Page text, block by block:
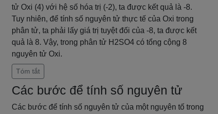
tử Oxi (4) với hệ số hóa trị (-2), ta được kết quả là -8.
Tuy nhiên, để tính số nguyên tử thực tế của Oxi trong
phân tử, ta phải lấy giá trị tuyệt đối của -8, ta được kết
quả là 8. Vậy, trong phân tử H2SO4 có tổng cộng 8
nguyên tử Oxi.
Tóm tắt
Các bước để tính số nguyên tử
Các bước để tính số nguyên tử của một nguyên tố trong